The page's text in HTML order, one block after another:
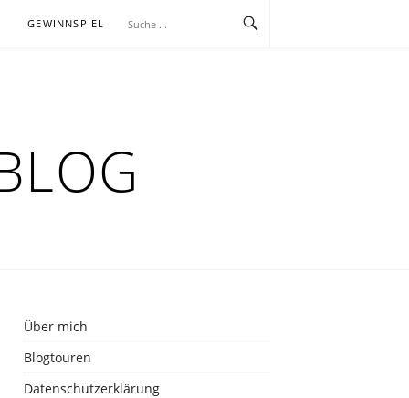
GEWINNSPIEL
Über mich
Blogtouren
Datenschutzerklärung